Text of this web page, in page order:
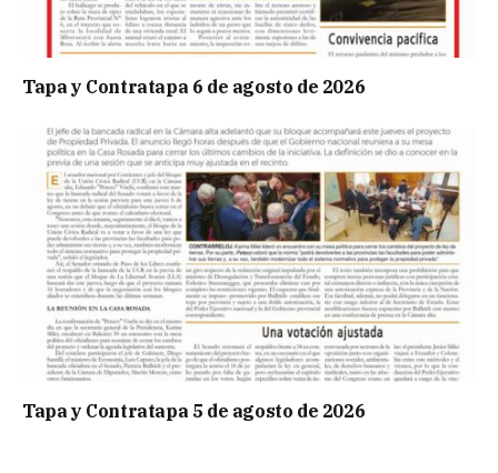
Tapa y Contratapa 6 de agosto de 2026
Tapa y Contratapa 5 de agosto de 2026